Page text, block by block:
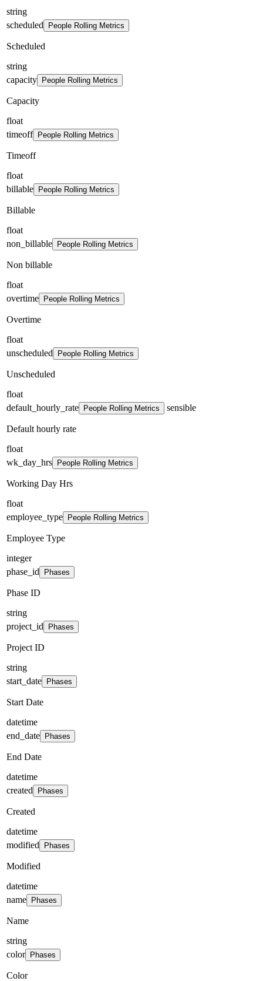
string
scheduled
People Rolling Metrics
Scheduled
string
capacity
People Rolling Metrics
Capacity
float
timeoff
People Rolling Metrics
Timeoff
float
billable
People Rolling Metrics
Billable
float
non_billable
People Rolling Metrics
Non billable
float
overtime
People Rolling Metrics
Overtime
float
unscheduled
People Rolling Metrics
Unscheduled
float
default_hourly_rate
People Rolling Metrics sensible
Default hourly rate
float
wk_day_hrs
People Rolling Metrics
Working Day Hrs
float
employee_type
People Rolling Metrics
Employee Type
integer
phase_id
Phases
Phase ID
string
project_id
Phases
Project ID
string
start_date
Phases
Start Date
datetime
end_date
Phases
End Date
datetime
created
Phases
Created
datetime
modified
Phases
Modified
datetime
name
Phases
Name
string
color
Phases
Color